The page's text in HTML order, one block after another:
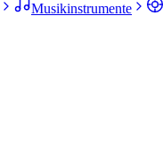
Musikinstrumente